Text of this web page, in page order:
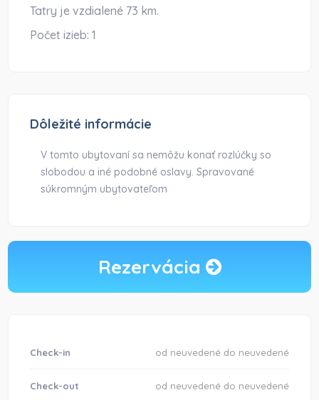
Tatry je vzdialené 73 km.
Počet izieb:1
Dôležité informácie
V tomto ubytovaní sa nemôžu konať rozlúčky so
slobodou a iné podobné oslavy. Spravované
súkromným ubytovateľom
Rezervácia
Check-in od neuvedené do neuvedené
Check-out od neuvedené do neuvedené